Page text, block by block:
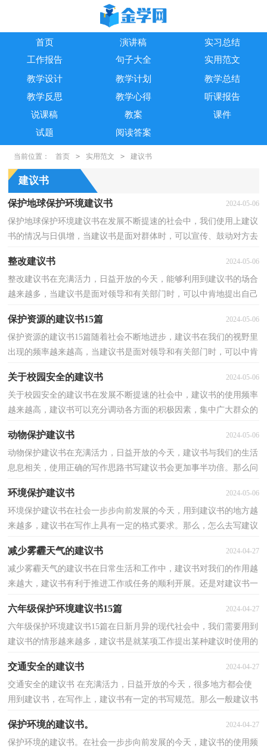
首页 演讲稿
实习总结
工作报告
句子大全
实用范文
教学设计
教学计划
教学总结
教学反思
教学心得
听课报告
说课稿
教案
课件
试题
阅读答案
当前位置： 首页 > 实用范文 > 建议书
建议书
保护地球保护环境建议书 2024-05-06
保护地球保护环境建议书在发展不断提速的社会中，我们使用上建议
书的情况与日俱增，当建议书是面对群体时，可以宣传、鼓动对方去
整改建议书 2024-05-06
整改建议书在充满活力，日益开放的今天，能够利用到建议书的场合
越来越多，当建议书是面对领导和有关部门时，可以中肯地提出自己
保护资源的建议书15篇 2024-05-06
保护资源的建议书15篇随着社会不断地进步，建议书在我们的视野里
出现的频率越来越高，当建议书是面对领导和有关部门时，可以中肯
关于校园安全的建议书 2024-05-06
关于校园安全的建议书在发展不断提速的社会中，建议书的使用频率
越来越高，建议书可以充分调动各方面的积极因素，集中广大群众的
动物保护建议书 2024-05-06
动物保护建议书在充满活力，日益开放的今天，建议书与我们的生活
息息相关，使用正确的写作思路书写建议书会更加事半功倍。那么问
环境保护建议书 2024-05-06
环境保护建议书在社会一步步向前发展的今天，用到建议书的地方越
来越多，建议书在写作上具有一定的格式要求。那么，怎么去写建议
减少雾霾天气的建议书 2024-04-27
减少雾霾天气的建议书在日常生活和工作中，建议书对我们的作用越
来越大，建议书有利于推进工作或任务的顺利开展。还是对建议书一
六年级保护环境建议书15篇 2024-04-27
六年级保护环境建议书15篇在日新月异的现代社会中，我们需要用到
建议书的情形越来越多，建议书是就某项工作提出某种建议时使用的
交通安全的建议书 2024-04-27
交通安全的建议书 在充满活力，日益开放的今天，很多地方都会使
用到建议书，在写作上，建议书有一定的书写规范。那么一般建议书
保护环境的建议书。 2024-04-27
保护环境的建议书。在社会一步步向前发展的今天，建议书的使用频